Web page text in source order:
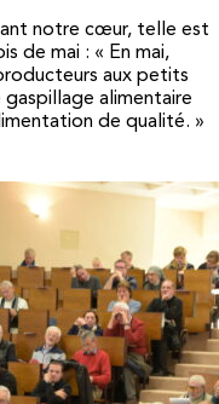
notre cœur, telle est
de mai : « En mai,
aux petits
gaspillage alimentaire
de qualité. »